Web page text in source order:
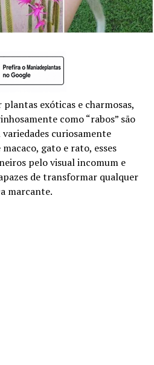
exóticas e charmosas,
como “rabos” são
curiosamente
gato e rato, esses
pelo visual incomum e
de transformar qualquer
marcante.